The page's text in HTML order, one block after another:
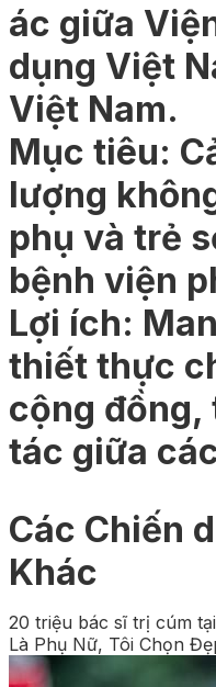
ác giữa
dụng Việt
Việt Nam.
Mục tiêu:
lượng
phụ và trẻ
bệnh viện
Lợi ích:
thiết thực
cộng đồng,
tác giữa
Các Chiến
Khác
20 triệu bác sĩ trị cúm tại
Là Phụ Nữ, Tôi Chọn